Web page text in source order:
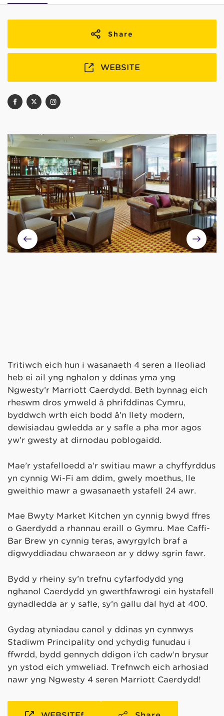
Share
WEBSITE
Tritiwch eich hun i wasanaeth 4 seren a lleoliad
heb ei ail yng nghalon y ddinas yma yng
Ngwesty’r Marriott Caerdydd. Beth bynnag eich
rheswm dros ymweld â phrifddinas Cymru,
byddwch wrth eich bodd â’n llety modern,
dewisiadau gwledda ar y safle a pha mor agos
yw’r gwesty at dirnodau poblogaidd.
Mae’r ystafelloedd a’r switiau mawr a chyffyrddus
yn cynnig Wi-Fi am ddim, gwely moethus, lle
gweithio mawr a gwasanaeth ystafell 24 awr.
Mae Bwyty Market Kitchen yn cynnig bwyd ffres
o Gaerdydd a rhannau eraill o Gymru. Mae Caffi-
Bar Brew yn cynnig teras, awyrgylch braf a
digwyddiadau chwaraeon ar y ddwy sgrin fawr.
Bydd y rheiny sy’n trefnu cyfarfodydd yng
nghanol Caerdydd yn gwerthfawrogi ein hystafell
gynadledda ar y safle, sy’n gallu dal hyd at 400.
Gydag atyniadau canol y ddinas yn cynnwys
Stadiwm Principality ond ychydig funudau i
ffwrdd, bydd gennych ddigon i’ch cadw’n brysur
yn ystod eich ymweliad. Trefnwch eich arhosiad
nawr yng Ngwesty 4 seren Marriott Caerdydd!